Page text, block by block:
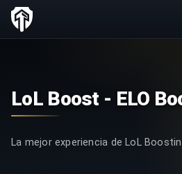
LoL Boost - ELO
La mejor experiencia de LoL